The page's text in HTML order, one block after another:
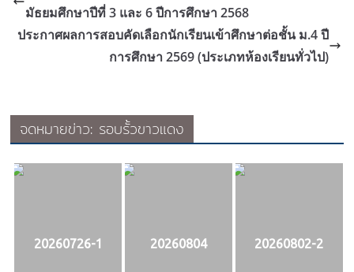
มัธยมศึกษาปีที่ 3 และ 6 ปีการศึกษา 2568
ประกาศผลการสอบคัดเลือกนักเรียนเข้าศึกษาต่อชั้น ม.4 ปี
การศึกษา 2569 (ประเภทห้องเรียนทั่วไป)
จดหมายข่าว: รอบรั้วขาวแดง
20260726-1 20260804 20260802-2